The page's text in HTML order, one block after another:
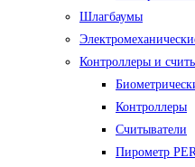
Шлагбаумы
Контроллеры и
Контроллеры
Считыватели
Пирометр